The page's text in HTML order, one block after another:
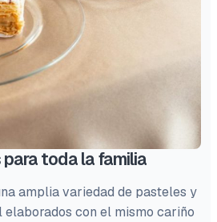
toda la familia
amplia variedad de pasteles y
con el mismo cariño